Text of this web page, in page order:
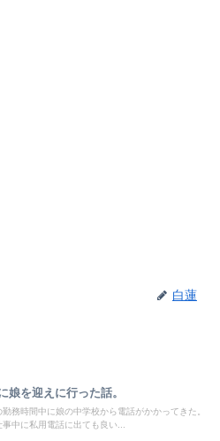
白蓮
娘を迎えに行った話。
務時間中に娘の中学校から電話がかかってきた。
中に私用電話に出ても良い...